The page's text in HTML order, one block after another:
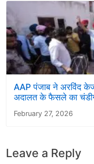
AAP पंजाब ने अरविंद
अदालत के फैसले का
February 27, 2026
Leave a Reply